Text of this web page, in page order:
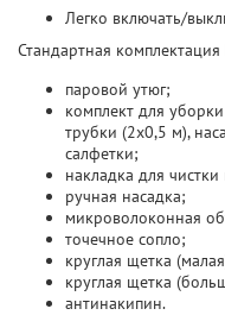
Легко включать/
Стандартная комплектация
паровой утюг;
комплект для
трубки (2x0,5 м),
салфетки;
накладка для
ручная насадка;
микроволоконная
точечное сопло;
круглая щетка
круглая щетка
антинакипин.